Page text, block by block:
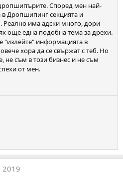
Според мен най-
Дропшипинг секцията и
Реално има адски много, дори
още една подобна тема за дрехи.
"излейте" информацията в
хора да се свържат с теб. Но
не съм в този бизнес и не съм
от мен.